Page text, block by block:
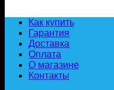
Как купить
Гарантия
Доставка
Оплата
О магазине
Контакты